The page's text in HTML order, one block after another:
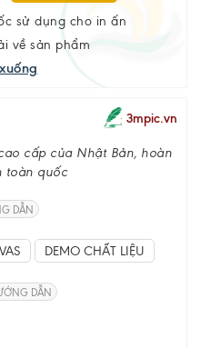
sử dụng cho in ấn
về sản phẩm
3mpic.vn
cấp của Nhật Bản, hoàn
toàn quốc
DẪN
DEMO CHẤT LIỆU
DẪN